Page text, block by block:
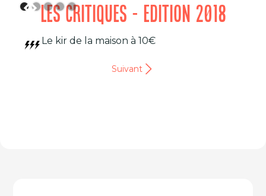
LES CRITIQUES - EDITION 2018
Le kir de la maison à 10€
Suivant